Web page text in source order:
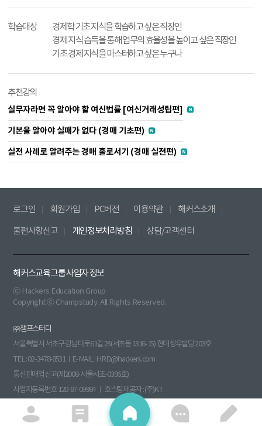
학습대상
경제학 기초 지식을 학습하고 싶은 직장인
경제 지식 습득을 통해 업무의 효율성을 높이고 싶은 직장인
기초 경제 지식을 마스터하고 싶은 누구나
추천강의
실무자라면 꼭 알아야 할 여신법률 [여신거래성립편]
기본을 알아야 실패가 없다 (경매 기초편)
실전 사례로 알려주는 경매 홀로서기 (경매 실전편)
수강신청
로그인 회원가입 PC버전 이용약관 해커스소개
불편사항신고 개인정보처리방침 상담/고객센터
해커스교육그룹 사업자 정보
ⓒ Hackers Education Group
Copyright ⓒ Champstudy. All Rights Reserved.
㈜챔프스터디
서울특별시 서초구 강남대로61길 23(서초동 1316-15) 현대성우빌딩 203호
TEL : 02-3478-8531ㅣE-MAIL : HRD@hackers.com
통신판매업신고(제2008-서울서초-0396호)
사업자등록번호 120-87-09984 ㅣ 호스팅제공자 : (주)KT
원격평생교육시설신고(제 원 - 140호) 부가통신사업신고(013760)
대표이사 : 전재윤 ㅣ 개인정보관리책임자 : 김병철